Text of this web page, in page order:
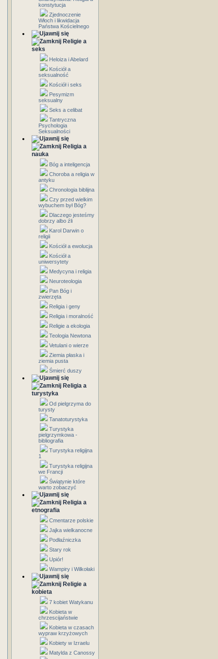
konstytucja
Zjednoczenie
Włoch i likwidacja
Państwa Kościelnego
Religie a
seks
Heloiza i Abelard
Kościół a
seksualność
Kościół i seks
Pesymizm
seksualny
Seks a celibat
Tantryczna
Psychologia
Seksualności
Religia a
nauka
Bóg a inteligencja
Choroba a religia w
antyku
Chronologia biblijna
Czy przed wielkim
wybuchem był Bóg?
Dlaczego jesteśmy
dobrzy albo źli
Karol Darwin o
religii
Kościół a ewolucja
Kościół a
uniwersytety
Medycyna i religia
Neuroteologia
Pan Bóg i
zwierzęta
Religia i geny
Religia i moralność
Religie a ekologia
Teologia Newtona
Vetulani o wierze
Ziemia płaska i
ziemia pusta
Śmierć duszy
Religia a
turystyka
Od pielgrzyma do
turysty
Tanatoturystyka
Turystyka
pielgrzymkowa -
bibliografia
Turystyka religijna
1
Turystyka religijna
we Francji
Świątynie które
warto zobaczyć
Religia a
etnografia
Cmentarze polskie
Jajka wielkanocne
Podłaźniczka
Stary rok
Upiór!
Wampiry i Wilkołaki
Religie a
kobieta
7 kobiet Watykanu
Kobieta w
chrzescijaństwie
Kobieta w czasach
wypraw krzyżowych
Kobiety w Izraelu
Matylda z Canossy